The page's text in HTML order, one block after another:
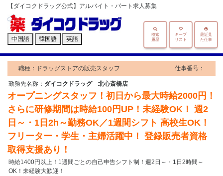
【ダイコクドラッグ公式】アルバイト・パート求人募集
中国語 韓国語 英語
最近見
た仕事
キープ
リスト
検索
履歴
職種：ドラッグストアの販売スタッフ 仕事番号：
勤務先名称： ダイコクドラッグ 北心斎橋店
オープニングスタッフ！初日から最大時給2000円！
さらに研修期間は時給100円UP！未経験OK！ 週2
日～・1日2h～勤務OK／1週間シフト 高校生OK！
フリーター・学生・主婦活躍中！ 登録販売者資格
取得支援あり！
時給1400円以上！1週間ごとの自己申告シフト制！週2日～・1日2時間～
OK！未経験大歓迎！